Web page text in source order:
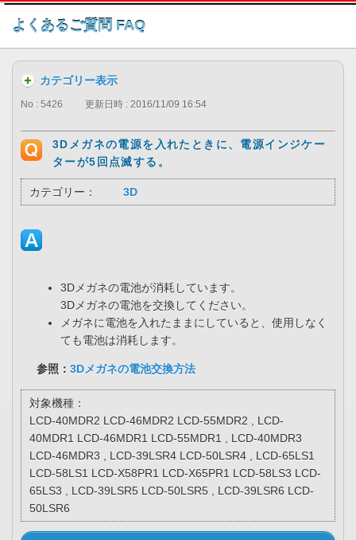
このページの本文へ
よくあるご質問 FAQ
カテゴリー表示
No : 5426 更新日時 : 2016/11/09 16:54
3Dメガネの電源を入れたときに、電源インジケー
ターが5回点滅する。
カテゴリー： 3D
3Dメガネの電池が消耗しています。
3Dメガネの電池を交換してください。
メガネに電池を入れたままにしていると、使用しなく
ても電池は消耗します。
参照： 3Dメガネの電池交換方法
対象機種：
LCD-40MDR2 LCD-46MDR2 LCD-55MDR2 , LCD-
40MDR1 LCD-46MDR1 LCD-55MDR1 , LCD-40MDR3
LCD-46MDR3 , LCD-39LSR4 LCD-50LSR4 , LCD-65LS1
LCD-58LS1 LCD-X58PR1 LCD-X65PR1 LCD-58LS3 LCD-
65LS3 , LCD-39LSR5 LCD-50LSR5 , LCD-39LSR6 LCD-
50LSR6